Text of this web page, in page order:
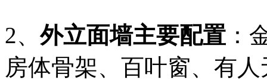
2、外立面墙主要配置 ：
房体骨架、百叶窗、有